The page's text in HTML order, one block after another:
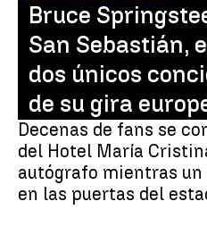
Bruce
San Sebastián,
dos únicos
de su gira
Decenas de fans se
del Hotel María
autógrafo mientras
en las puertas del